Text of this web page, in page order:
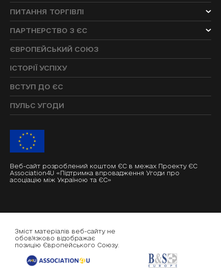
ПИТАННЯ ТОРГІВЛІ
ПАРТНЕРСТВО З ЄС
ЄВРОПЕЙСЬКИЙ СОЮЗ
ІСТОРІЇ УСПІХУ
ВСТУП ДО ЄС
ПУЛЬС УГОДИ
Веб-сайт розроблений коштом ЄС в межах Проекту ЄС
Association4U «Підтримка впровадження Угоди про
асоціацію між Україною та ЄС»
Зміст матеріалів веб-сайту не
обов'язково відображає
позицію Європейського Союзу.